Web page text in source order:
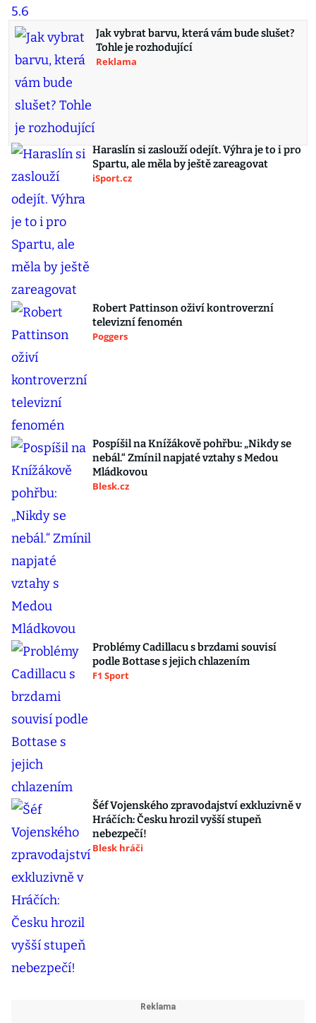
Jak vybrat barvu, která vám bude slušet?
Tohle je rozhodující
Reklama
Haraslín si zaslouží odejít. Výhra je to i pro
Spartu, ale měla by ještě zareagovat
iSport.cz
Robert Pattinson oživí kontroverzní
televizní fenomén
Poggers
Pospíšil na Knížákově pohřbu: „Nikdy se
nebál.“ Zmínil napjaté vztahy s Medou
Mládkovou
Blesk.cz
Problémy Cadillacu s brzdami souvisí
podle Bottase s jejich chlazením
F1 Sport
Šéf Vojenského zpravodajství exkluzivně v
Hráčích: Česku hrozil vyšší stupeň
nebezpečí!
Blesk hráči